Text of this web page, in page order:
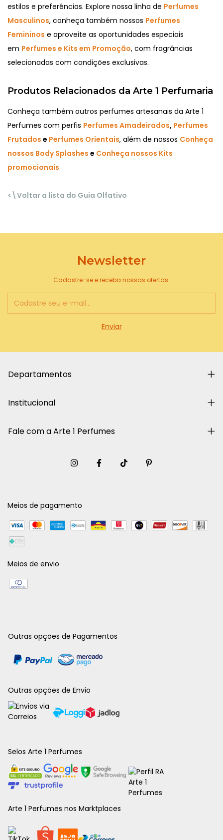
estilos e preferências. Explore nossa linha de Perfumes
Masculinos, conheça também nossos Perfumes
Femininos e aproveite as oportunidades especiais
em Perfumes e Kits em Promoção, com fragrâncias
selecionadas com condições exclusivas.
Produtos Relacionados da Arte 1 Perfumaria
Conheça também outros perfumes artesanais da Arte 1
Perfumes com perfis Perfumes Amadeirados, Perfumes
Frutados e Perfumes Orientais, além de nossos Conheça
nossos Body Splashes e Conheça nossos Kits
promocionais
<\Voltar a lista do Guia Olfativo
Newsletter
Cadastre-se e receba nossas ofertas.
Departamentos
Institucional
Fale com a Arte 1 Perfumes
Meios de pagamento
Meios de envio
Outras opções de Pagamentos
Outras opções de Envio
Selos Arte 1 Perfumes
Arte 1 Perfumes nos Marktplaces